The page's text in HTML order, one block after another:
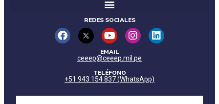
REDES SOCIALES
EMAIL
ceeep@ceeep.mil.pe
TELÉFONO
+51 943 154 837 (WhatsApp)